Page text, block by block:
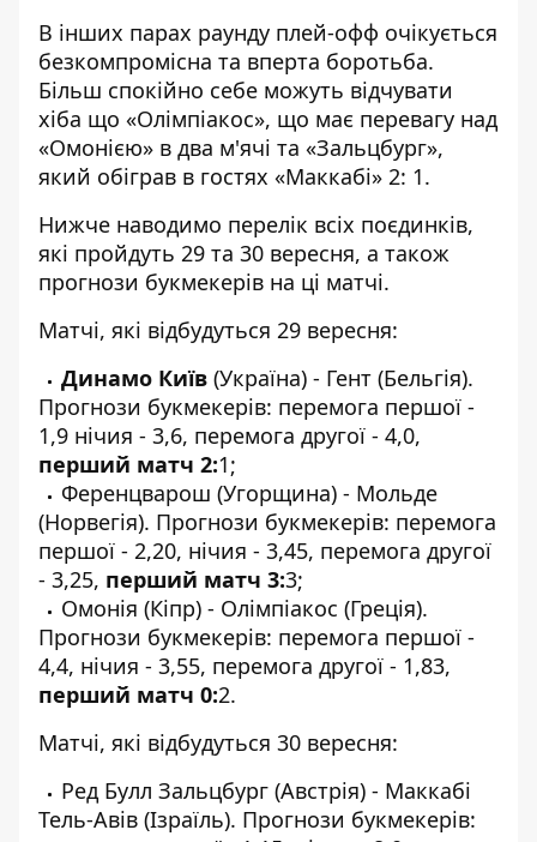
В інших парах раунду плей-офф очікується
безкомпромісна та вперта боротьба.
Більш спокійно себе можуть відчувати
хіба що «Олімпіакос», що має перевагу над
«Омонією» в два м'ячі та «Зальцбург»,
який обіграв в гостях «Маккабі» 2: 1.
Нижче наводимо перелік всіх поєдинків,
які пройдуть 29 та 30 вересня, а також
прогнози букмекерів на ці матчі.
Матчі, які відбудуться 29 вересня:
Динамо Київ (Україна) - Гент (Бельгія).
Прогнози букмекерів: перемога першої -
1,9 нічия - 3,6, перемога другої - 4,0,
перший матч 2:1;
Ференцварош (Угорщина) - Мольде
(Норвегія). Прогнози букмекерів: перемога
першої - 2,20, нічия - 3,45, перемога другої
- 3,25, перший матч 3:3;
Омонія (Кіпр) - Олімпіакос (Греція).
Прогнози букмекерів: перемога першої -
4,4, нічия - 3,55, перемога другої - 1,83,
перший матч 0:2.
Матчі, які відбудуться 30 вересня:
Ред Булл Зальцбург (Австрія) - Маккабі
Тель-Авів (Ізраїль). Прогнози букмекерів: